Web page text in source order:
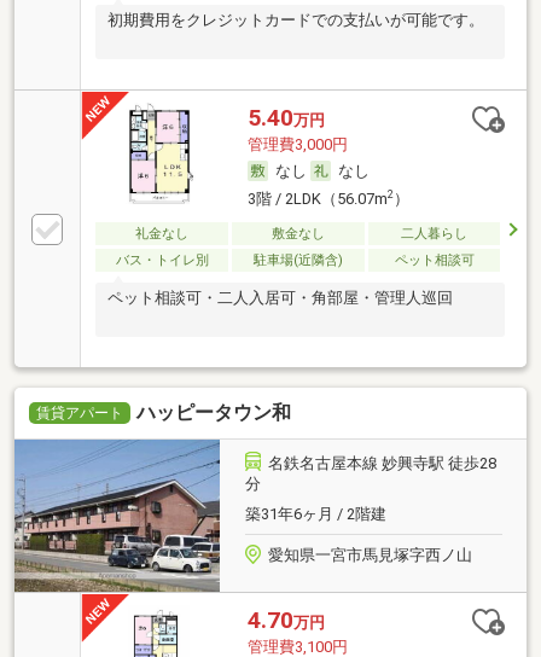
初期費用をクレジットカードでの支払いが可能です。
5.40万円
管理費3,000円
なし
なし
3階 / 2LDK（56.07m2）
礼金なし 敷金なし
二人暮らし
バス・トイレ別
駐車場(近隣含) ペット相談可
ペット相談可・二人入居可・角部屋・管理人巡回
賃貸アパート ハッピータウン和
名鉄名古屋本線 妙興寺駅 徒歩28
分
築31年6ヶ月 / 2階建
愛知県一宮市馬見塚字西ノ山
4.70万円
管理費3,100円